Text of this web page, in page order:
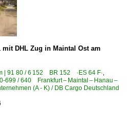
mit DHL Zug in Maintal Ost am
| 91 80 / 6 152 BR 152 ·ES 64 F·,
699 / 640 Frankfurt – Maintal – Hanau –
(A - K) / DB Cargo Deutschland